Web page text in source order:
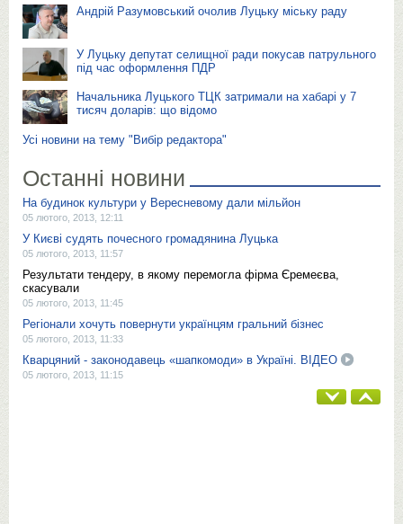
Андрій Разумовський очолив Луцьку міську раду
У Луцьку депутат селищної ради покусав патрульного
під час оформлення ПДР
Начальника Луцького ТЦК затримали на хабарі у 7
тисяч доларів: що відомо
Усі новини на тему "Вибір редактора"
Останні новини
На будинок культури у Вересневому дали мільйон
05 лютого, 2013, 12:11
У Києві судять почесного громадянина Луцька
05 лютого, 2013, 11:57
Результати тендеру, в якому перемогла фірма Єремеєва,
скасували
05 лютого, 2013, 11:45
Регіонали хочуть повернути українцям гральний бізнес
05 лютого, 2013, 11:33
Кварцяний - законодавець «шапкомоди» в Україні. ВІДЕО
05 лютого, 2013, 11:15